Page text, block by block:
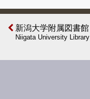
新潟大学附属図書館
Niigata University Library